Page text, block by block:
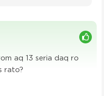
aq 13 seria daq ro
rato?